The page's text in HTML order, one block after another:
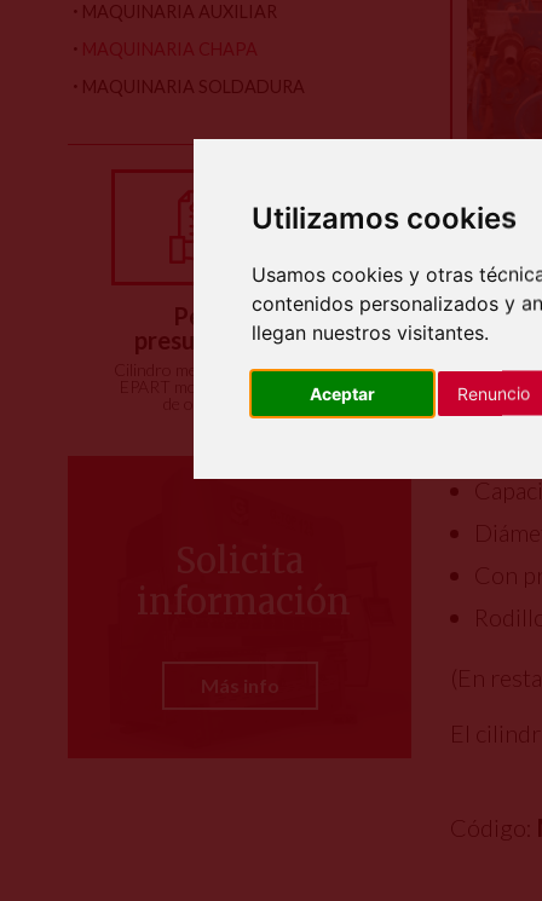
Utilizamos cookies
Usamos cookies y otras
contenidos personalizados y
llegan nuestros visitantes.
Aceptar Renuncio
MAQUINARIA AUXILIAR
MAQUINARIA CHAPA
MAQUINARIA SOLDADURA
Pedir
presupuesto
Cilindro mecánico marca
información
Más info
Con
(En
El
Código: